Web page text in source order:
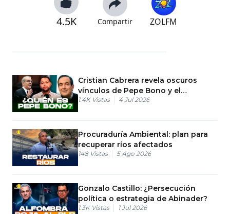
4.5K Compartir ZOLFM
Cristian Cabrera revela oscuros
vínculos de Pepe Bono y el
Gobierno dominicano
1.4K Vistas 4 Jul 2026
Procuraduría Ambiental: plan para
recuperar ríos afectados
148 Vistas 5 Ago 2026
Gonzalo Castillo: ¿Persecución
política o estrategia de Abinader?
1.3K Vistas 1 Jul 2026